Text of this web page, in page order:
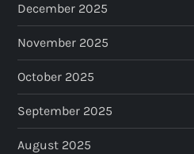
December 2025
November 2025
October 2025
September 2025
August 2025